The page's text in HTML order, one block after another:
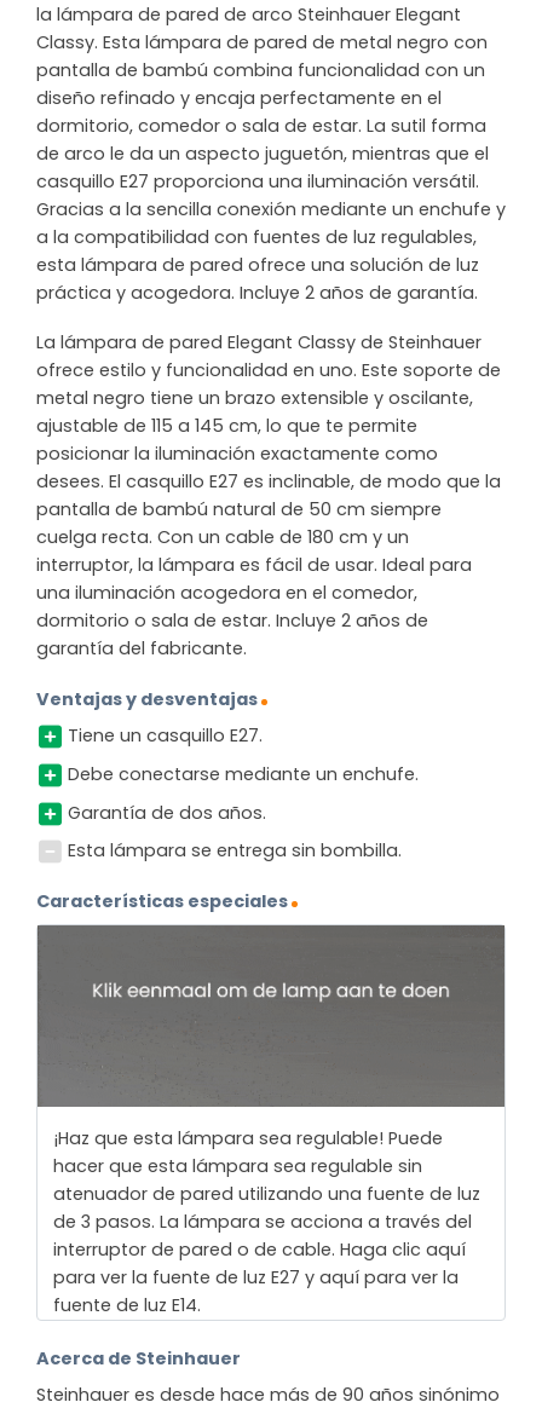
la lámpara de pared de arco Steinhauer Elegant
Classy. Esta lámpara de pared de metal negro con
pantalla de bambú combina funcionalidad con un
diseño refinado y encaja perfectamente en el
dormitorio, comedor o sala de estar. La sutil forma
de arco le da un aspecto juguetón, mientras que el
casquillo E27 proporciona una iluminación versátil.
Gracias a la sencilla conexión mediante un enchufe y
a la compatibilidad con fuentes de luz regulables,
esta lámpara de pared ofrece una solución de luz
práctica y acogedora. Incluye 2 años de garantía.
La lámpara de pared Elegant Classy de Steinhauer
ofrece estilo y funcionalidad en uno. Este soporte de
metal negro tiene un brazo extensible y oscilante,
ajustable de 115 a 145 cm, lo que te permite
posicionar la iluminación exactamente como
desees. El casquillo E27 es inclinable, de modo que la
pantalla de bambú natural de 50 cm siempre
cuelga recta. Con un cable de 180 cm y un
interruptor, la lámpara es fácil de usar. Ideal para
una iluminación acogedora en el comedor,
dormitorio o sala de estar. Incluye 2 años de
garantía del fabricante.
Ventajas y desventajas
Tiene un casquillo E27.
Debe conectarse mediante un enchufe.
Garantía de dos años.
Esta lámpara se entrega sin bombilla.
Características especiales
¡Haz que esta lámpara sea regulable! Puede
hacer que esta lámpara sea regulable sin
atenuador de pared utilizando una fuente de luz
de 3 pasos. La lámpara se acciona a través del
interruptor de pared o de cable. Haga clic aquí
para ver la fuente de luz E27 y aquí para ver la
fuente de luz E14.
Acerca de Steinhauer
Steinhauer es desde hace más de 90 años sinónimo